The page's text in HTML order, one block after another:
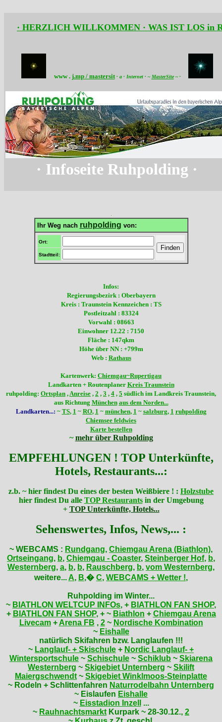
WILLKOMMEN · WAS IST LOS in Ruhpolding
www . j.mp / mastersit · a · Internet · ~ MasterSite~ ·
· Infoseite Ruhpolding ·
Ihr Weg nach ruhpolding von:
Ort:
Stadtteil:
Infos:
Regierungsbezirk : Oberbayern
Kreis : Traunstein Kennzeichen : TS
Postleitzahl : 83324
Vorwahl : 08663
Einwohner 12.22 : 7150
Fläche : 147qkm
Höhe über NN : +799m
Web : Rathaus
Kartenwerk: Chiemgau~Rupertigau
Landkarten + Routenplaner Kreis Traunstein
ruhpolding: Ortsplan ,Anreise , 2 , 3 , 4 , 5 südlich im Landkreis Traunstein,
aus Richtung München aus dem Norden...
Landkarten...: ~ TS, 1 ~ RO, 1 ~ münchen, 1 ~ salzburg, 1 ruhpolding
Chiemsee feldwies
Karte bestellen
~mehr über Ruhpolding
EMPFEHLUNGEN ! TOP Unterkünfte,
Hotels, Restaurants...:
z.b. ~ hier findest Du eines der besten Weißbiere ! : Holzstube
hier findest Du alle TOP Restaurantsin der Umgebung
+ TOP Unterkünfte, Hotels...
Sehenswertes, Infos, News,... :
~ WEBCAMS : Rundgang, Chiemgau Arena (Biathlon),
Ortseingang, b, Chiemgau - Coaster, Steinberger Hof, b,
Westernberg, a, b, b, Rauschberg, b, vom Westernberg,
weitere... A, B,� C, WEBCAMS + Wetter !,
Ruhpolding im Winter...
~ BIATHLON WELTCUP INFOs, + BIATHLON FAN SHOP,
+ BIATHLON FAN SHOP, + ~ Biathlon + Chiemgau Arena
Livecam+ Arena FB , 2~ Nordische Kombination
~ Eishalle
natürlich Skifahren bzw. Langlaufen !!!
~ Langlauf- + Skischule + Nordic Langlauf- +
Wintersportschule ~ Schischule ~ Schiklub ~ Skiarena
Westernberg ~ Skigebiet Unternberg ~ Skilift
Maiergschwendt ~ Skigebiet Winklmoos-Steinplatte
~ Rodeln + Schlittenfahren Naturrodelbahn Unternberg
~ Eislaufen Eishalle
~ Eisstadion Inzell
...
~ Rauhnachtsmarkt Kurpark ~ 28-30.12., 2